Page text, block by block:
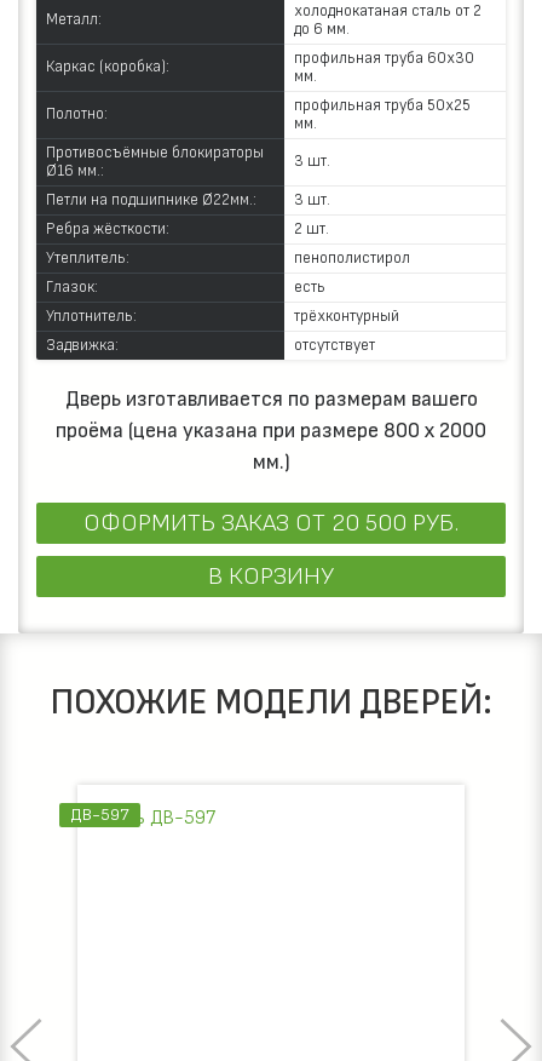
Металл:
холоднокатаная сталь от 2
до 6 мм.
Каркас (коробка):
профильная труба 60х30
мм.
Полотно:
профильная труба 50х25
мм.
Противосъёмные блокираторы
Ø16 мм.:
3 шт.
Петли на подшипнике Ø22мм.:
3 шт.
Ребра жёсткости:
2 шт.
Утеплитель:
пенополистирол
Глазок:
есть
Уплотнитель:
трёхконтурный
Задвижка:
отсутствует
Дверь изготавливается по размерам вашего
проёма (цена указана при размере 800 х 2000
мм.)
ОФОРМИТЬ ЗАКАЗ ОТ 20 500 РУБ.
В КОРЗИНУ
ПОХОЖИЕ МОДЕЛИ ДВЕРЕЙ:
ДВ-597